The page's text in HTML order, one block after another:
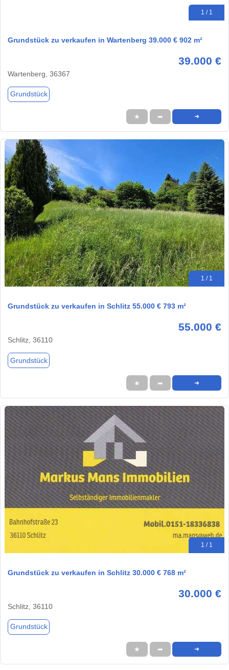
1 / 1
Grundstück zu verkaufen in Wartenberg 39.000 € 902 m²
39.000 €
Wartenberg, 36367
Grundstück
★ ➦ ➜
1 / 1
Grundstück zu verkaufen in Schlitz 55.000 € 793 m²
55.000 €
Schlitz, 36110
Grundstück
★ ➦ ➜
1 / 1
Grundstück zu verkaufen in Schlitz 30.000 € 768 m²
30.000 €
Schlitz, 36110
Grundstück
★ ➦ ➜